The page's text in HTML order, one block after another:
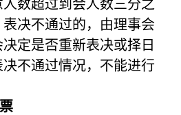
数超过到会人数三分之
决不通过的，由理事会
定是否重新表决或择日
不通过情况，不能进行